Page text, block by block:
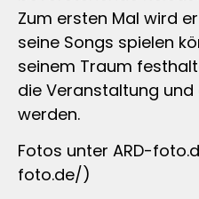
Zum ersten Mal wird
seine Songs spielen
seinem Traum
die Veranstaltung und
werden.
Fotos unter ARD-
foto.de/)